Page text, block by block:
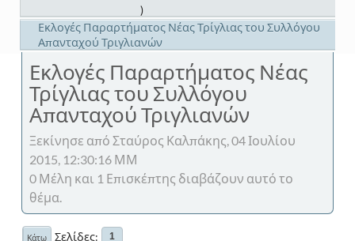
)
Εκλογές Παραρτήματος Νέας Τρίγλιας του Συλλόγου
Απανταχού Τριγλιανών
Εκλογές Παραρτήματος Νέας
Τρίγλιας του Συλλόγου
Απανταχού Τριγλιανών
Ξεκίνησε από Σταύρος Καλπάκης, 04 Ιουλίου
2015, 12:30:16 ΜΜ
0 Μέλη και 1 Επισκέπτης διαβάζουν αυτό το
θέμα.
Κάτω Σελίδες 1